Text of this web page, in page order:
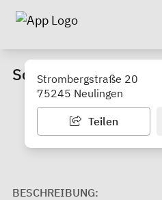
Sozialwerk Bethesda
Strombergstraße 20
75245 Neulingen
Teilen
BESCHREIBUNG: